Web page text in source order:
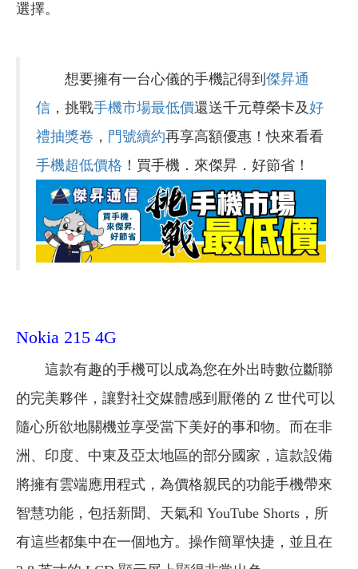
選擇。
想要擁有一台心儀的手機記得到 傑昇通
信 ，挑戰手機市場最低價還送千元尊榮卡及好
禮抽獎卷 ， 門號續約再享高額優惠！快來看看
手機超低價格 ！買手機．來傑昇．好節省！
Nokia 215 4G
這款有趣的手機可以成為您在外出時數位斷聯
的完美夥伴，讓對社交媒體感到厭倦的 Z 世代可以
隨心所欲地關機並享受當下美好的事和物。而在非
洲、印度、中東及亞太地區的部分國家，這款設備
將擁有雲端應用程式，為價格親民的功能手機帶來
智慧功能，包括新聞、天氣和 YouTube Shorts，所
有這些都集中在一個地方。操作簡單快捷，並且在